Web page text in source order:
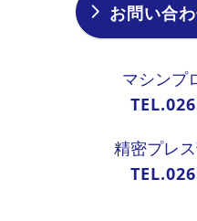
お問い合
マシンプ
精密プレ